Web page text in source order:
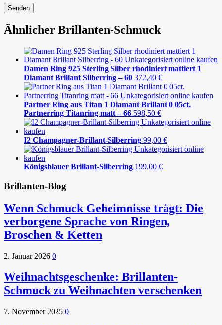
Ähnlicher Brillanten-Schmuck
Damen Ring 925 Sterling Silber rhodiniert mattiert 1
Diamant Brillant Silberring – 60 372,40 €
Partner Ring aus Titan 1 Diamant Brillant 0 05ct.
Partnerring Titanring matt – 66 598,50 €
I2 Champagner-Brillant-Silberring 99,00 €
Königsblauer Brillant-Silberring 199,00 €
Brillanten-Blog
Wenn Schmuck Geheimnisse trägt: Die
verborgene Sprache von Ringen,
Broschen & Ketten
2. Januar 2026 0
Weihnachtsgeschenke: Brillanten-
Schmuck zu Weihnachten verschenken
7. November 2025 0